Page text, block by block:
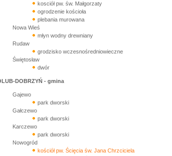
kosciół pw. św. Małgorzaty
ogrodzenie kościoła
plebania murowana
Nowa Wieś
młyn wodny drewniany
Rudaw
grodzisko wczesnośredniowieczne
Świętosław
dwór
DOBRZYŃ - gmina
Gajewo
park dworski
Gałczewo
park dworski
Karczewo
park dworski
Nowogród
kościół pw. Ścięcia św. Jana Chrzciciela